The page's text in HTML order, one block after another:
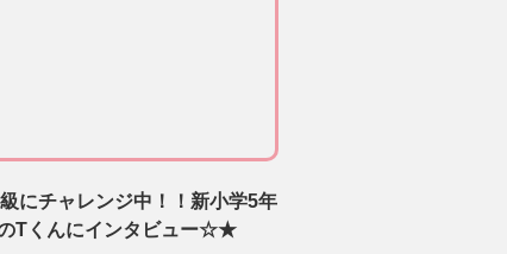
にチャレンジ中！！新小学5年
Tくんにインタビュー☆★